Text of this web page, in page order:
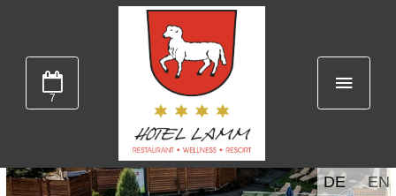
7
DE EN